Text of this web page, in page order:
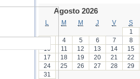
Agosto 2026
M M J V S
1
4 5 6 7 8
10
11 12 13 14 15
17
18 19 20 21 22
24
25 26 27 28 29
31